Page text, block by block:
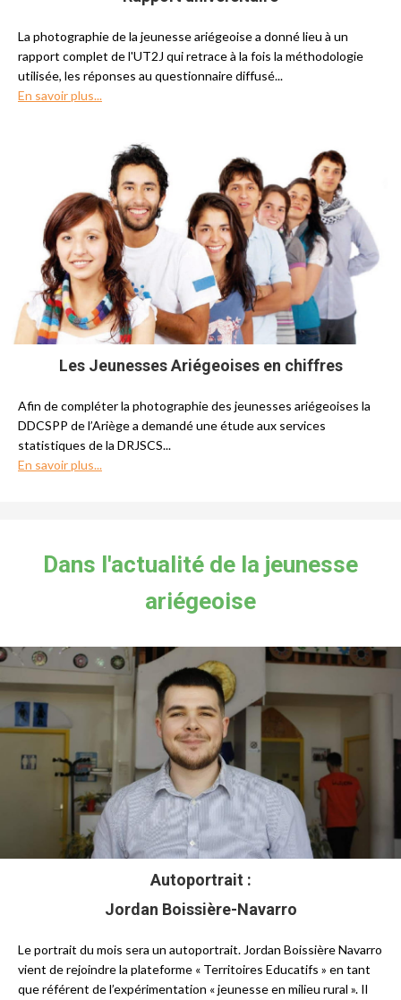
La photographie de la jeunesse ariégeoise a donné lieu à un
rapport complet de l'UT2J qui retrace à la fois la méthodologie
utilisée, les réponses au questionnaire diffusé...
En savoir plus...
Les Jeunesses Ariégeoises en chiffres
Afin de compléter la photographie des jeunesses ariégeoises la
DDCSPP de l’Ariège a demandé une étude aux services
statistiques de la DRJSCS...
En savoir plus...
Dans l'actualité de la jeunesse
ariégeoise
Autoportrait :
Jordan Boissière-Navarro
Le portrait du mois sera un autoportrait. Jordan Boissière Navarro
vient de rejoindre la plateforme « Territoires Educatifs » en tant
que référent de l’expérimentation « jeunesse en milieu rural ». Il